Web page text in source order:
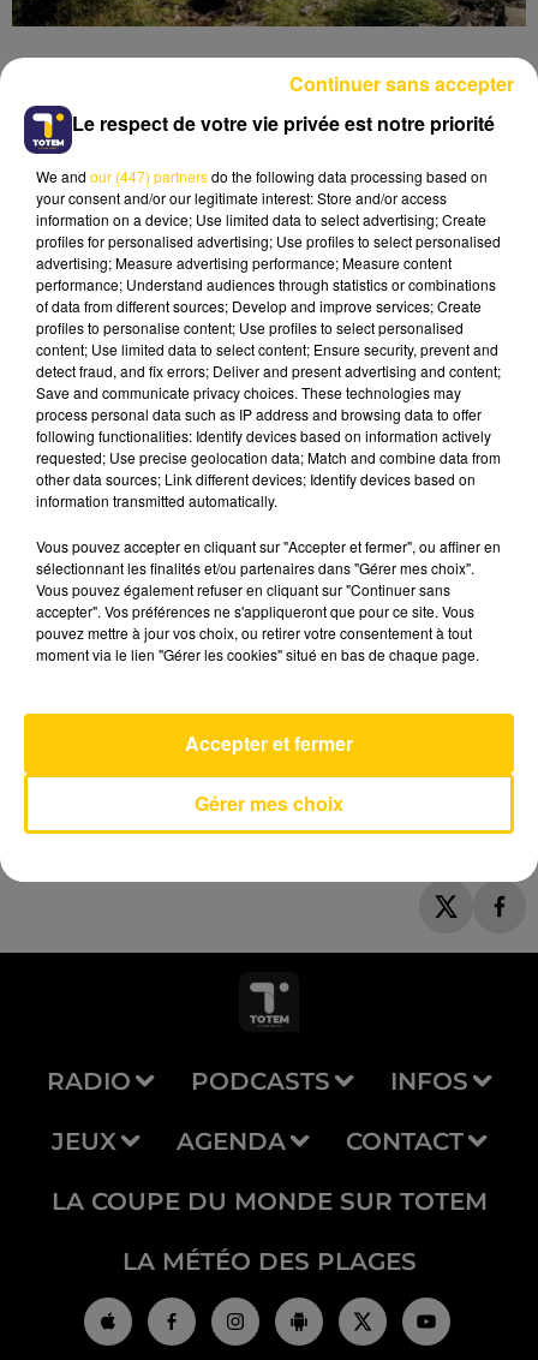
Lecture (4 min 6 sec)
11 mai 2026 - 4 min 6 sec
L'INFO DU CANTAL 11/05/26 À 06H00
Ecoutez sur Totem l'information dans le Cantal,
le pays de Brioude et Issoire avec les reportages
de nos journalistes sur le terrain .
Ou Et Avec Qui Tu M'aimes
AVEYRON NORD
RADIO PODCASTS INFOS
JEUX AGENDA CONTACT
LA COUPE DU MONDE SUR TOTEM
LA MÉTÉO DES PLAGES
Le respect de votre vie privée est notre priorité
We and our (447) partnersdo the following data processing based on
your consent and/or our legitimate interest: Store and/or access
information on a device; Use limited data to select advertising; Create
profiles for personalised advertising; Use profiles to select personalised
advertising; Measure advertising performance; Measure content
performance; Understand audiences through statistics or combinations
of data from different sources; Develop and improve services; Create
profiles to personalise content; Use profiles to select personalised
content; Use limited data to select content; Ensure security, prevent and
detect fraud, and fix errors; Deliver and present advertising and content;
Save and communicate privacy choices. These technologies may
process personal data such as IP address and browsing data to offer
following functionalities: Identify devices based on information actively
requested; Use precise geolocation data; Match and combine data from
other data sources; Link different devices; Identify devices based on
information transmitted automatically.
Vous pouvez accepter en cliquant sur "Accepter et fermer", ou affiner en
sélectionnant les finalités et/ou partenaires dans "Gérer mes choix".
Vous pouvez également refuser en cliquant sur "Continuer sans
accepter". Vos préférences ne s'appliqueront que pour ce site. Vous
pouvez mettre à jour vos choix, ou retirer votre consentement à tout
moment via le lien "Gérer les cookies" situé en bas de chaque page.
Gérer mes choix
Accepter et fermer
Continuer sans accepter